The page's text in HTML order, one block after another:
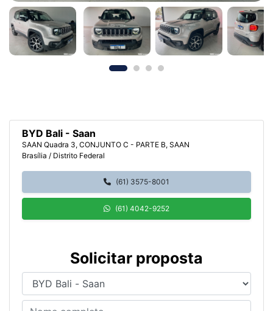
BYD Bali - Saan
SAAN Quadra 3, CONJUNTO C - PARTE B, SAAN
Brasília / Distrito Federal
(61) 3575-8001
(61) 4042-9252
Solicitar proposta